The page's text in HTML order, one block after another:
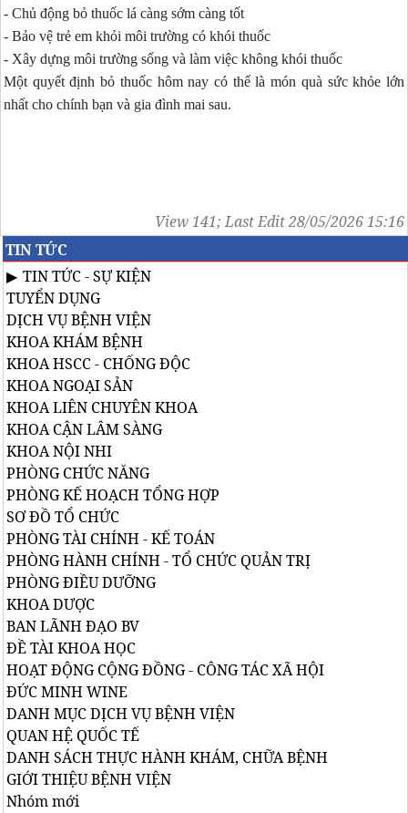
- Chủ động bỏ thuốc lá càng sớm càng tốt
- Bảo vệ trẻ em khỏi môi trường có khói thuốc
- Xây dựng môi trường sống và làm việc không khói thuốc
Một quyết định bỏ thuốc hôm nay có thể là món quà sức khỏe lớn
nhất cho chính bạn và gia đình mai sau.
View 141; Last Edit 28/05/2026 15:16
TIN TỨC
TIN TỨC - SỰ KIỆN
TUYỂN DỤNG
DỊCH VỤ BỆNH VIỆN
KHOA KHÁM BỆNH
KHOA HSCC - CHỐNG ĐỘC
KHOA NGOẠI SẢN
KHOA LIÊN CHUYÊN KHOA
KHOA CẬN LÂM SÀNG
KHOA NỘI NHI
PHÒNG CHỨC NĂNG
PHÒNG KẾ HOẠCH TỔNG HỢP
SƠ ĐỒ TỔ CHỨC
PHÒNG TÀI CHÍNH - KẾ TOÁN
PHÒNG HÀNH CHÍNH - TỔ CHỨC QUẢN TRỊ
PHÒNG ĐIỀU DƯỠNG
KHOA DƯỢC
BAN LÃNH ĐẠO BV
ĐỀ TÀI KHOA HỌC
HOẠT ĐỘNG CỘNG ĐỒNG - CÔNG TÁC XÃ HỘI
ĐỨC MINH WINE
DANH MỤC DỊCH VỤ BỆNH VIỆN
QUAN HỆ QUỐC TẾ
DANH SÁCH THỰC HÀNH KHÁM, CHỮA BỆNH
GIỚI THIỆU BỆNH VIỆN
Nhóm mới